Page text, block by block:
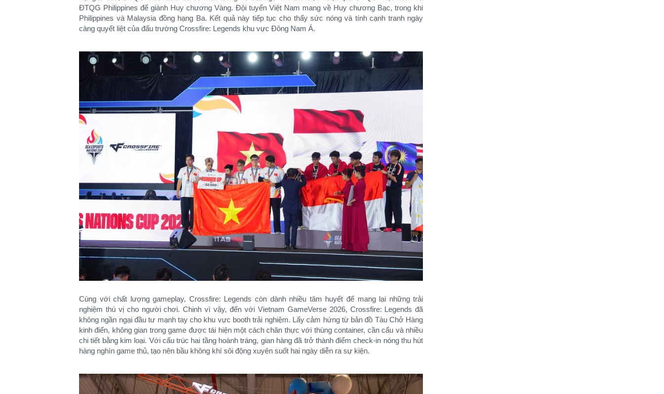
ĐTQG Philippines để giành Huy chương Vàng. Đội tuyển Việt Nam mang về Huy chương Bạc, trong khi
Philippines và Malaysia đồng hạng Ba. Kết quả này tiếp tục cho thấy sức nóng và tính cạnh tranh ngày
càng quyết liệt của đấu trường Crossfire: Legends khu vực Đông Nam Á.
Cùng với chất lượng gameplay, Crossfire: Legends còn dành nhiều tâm huyết để mang lại những trải
nghiệm thú vị cho người chơi. Chinh vì vậy, đến với Vietnam GameVerse 2026, Crossfire: Legends đã
không ngần ngại đầu tư mạnh tay cho khu vực booth trải nghiệm. Lấy cảm hứng từ bản đồ Tàu Chở Hàng
kinh điển, không gian trong game được tái hiện một cách chân thực với thùng container, cần cẩu và nhiều
chi tiết bằng kim loại. Với cấu trúc hai tầng hoành tráng, gian hàng đã trở thành điểm check-in nóng thu hút
hàng nghìn game thủ, tạo nên bầu không khí sôi động xuyên suốt hai ngày diễn ra sự kiện.